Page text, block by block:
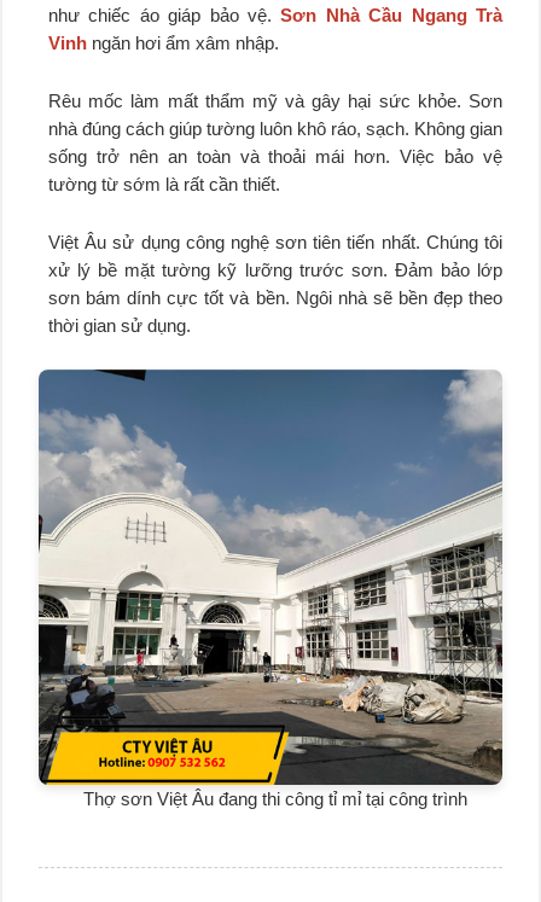
như chiếc áo giáp bảo vệ.Sơn Nhà Cầu Ngang Trà
Vinh ngăn hơi ẩm xâm nhập.
Rêu mốc làm mất thẩm mỹ và gây hại sức khỏe. Sơn
nhà đúng cách giúp tường luôn khô ráo, sạch. Không gian
sống trở nên an toàn và thoải mái hơn. Việc bảo vệ
tường từ sớm là rất cần thiết.
Việt Âu sử dụng công nghệ sơn tiên tiến nhất. Chúng tôi
xử lý bề mặt tường kỹ lưỡng trước sơn. Đảm bảo lớp
sơn bám dính cực tốt và bền. Ngôi nhà sẽ bền đẹp theo
thời gian sử dụng.
Thợ sơn Việt Âu đang thi công tỉ mỉ tại công trình